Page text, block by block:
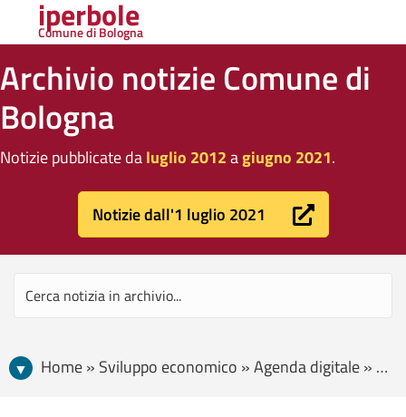
iperbole
Comune di Bologna
Archivio notizie Comune di
Bologna
Notizie pubblicate daluglio 2012agiugno 2021.
Notizie dall'1 luglio 2021
Home » Sviluppo economico » Agenda digitale » “Origine di Bologna”: l’archivio digitale pensato e curato da un cittadino bolognese avrà una nuova veste grazie alla collaborazione con il Comune di Bologna